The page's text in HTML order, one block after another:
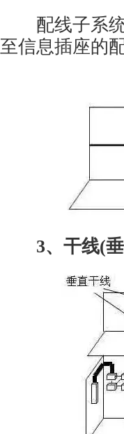
配线子系统
至信息插座的
3、干线(